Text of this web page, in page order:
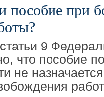
пособие при
9
что пособие
не